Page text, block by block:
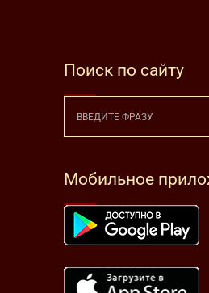
Поиск по сайту
Мобильное